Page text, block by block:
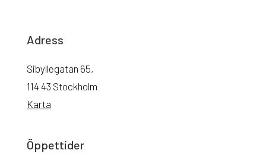
Adress
Sibyllegatan 65,
114 43 Stockholm
Karta
Öppettider